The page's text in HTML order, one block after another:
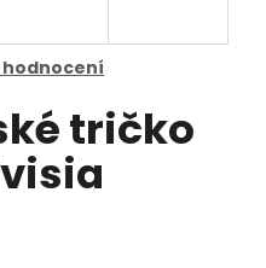
tričko